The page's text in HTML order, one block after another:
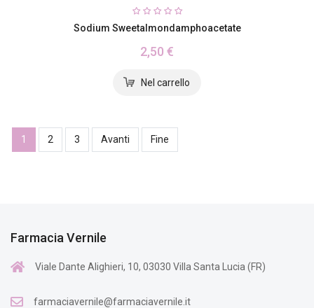
Sodium Sweetalmondamphoacetate
2,50 €
1 2 3 Avanti Fine
Farmacia Vernile
Viale Dante Alighieri, 10, 03030 Villa Santa Lucia (FR)
farmaciavernile@farmaciavernile.it